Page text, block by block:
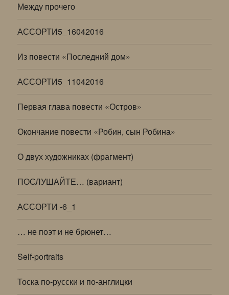
Между прочего
АССОРТИ5_16042016
Из повести «Последний дом»
АССОРТИ5_11042016
Первая глава повести «Остров»
Окончание повести «Робин, сын Робина»
О двух художниках (фрагмент)
ПОСЛУШАЙТЕ… (вариант)
АССОРТИ -6_1
… не поэт и не брюнет…
Self-portraits
Тоска по-русски и по-англицки